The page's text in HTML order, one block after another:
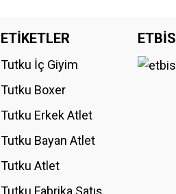
ETİKETLER
Tutku İç Giyim
Tutku Boxer
Tutku Erkek Atlet
Tutku Bayan Atlet
Tutku Atlet
Tutku Fabrika Satış
ETBİS